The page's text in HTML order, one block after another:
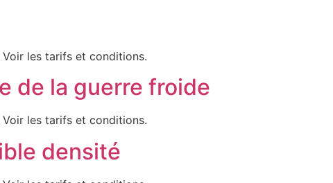
les tarifs et conditions.
de la guerre froide
les tarifs et conditions.
densité